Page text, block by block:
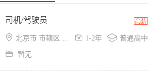
司机/驾驶员
 北京市 市辖区 西城区  1-2年  普通高中
 暂无